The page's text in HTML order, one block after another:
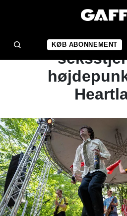
KØB ABONNEMENT
ARTIKEL
Her er